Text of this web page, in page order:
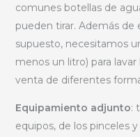
comunes botellas de
pueden tirar. Además de
supuesto, necesitamos
menos un litro) para
venta de diferentes
Equipamiento adjunto:
equipos, de los pinceles